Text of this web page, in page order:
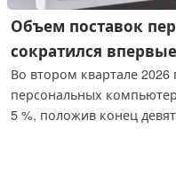
Объем поставок
сократился
Во втором квартале
персональных
5 %, положив конец
Компания Apple пошла